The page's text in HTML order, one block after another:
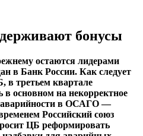
бонусы
остаются лидерами
в Банк России. Как следует
в третьем квартале
основном на некорректное
аварийности в ОСАГО —
Российский союз
ЦБ реформировать